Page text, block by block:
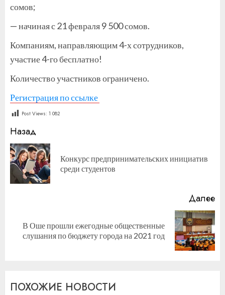
сомов;
— начиная с 21 февраля 9 500 сомов.
Компаниям, направляющим 4-х сотрудников,
участие 4-го бесплатно!
Количество участников ограничено.
Регистрация по ссылке
Post Views: 1 082
Продолжить
чтение
Назад
Конкурс предпринимательских инициатив
среди студентов
Далее
Следующая
запись:
В Оше прошли ежегодные общественные
слушания по бюджету города на 2021 год
ПОХОЖИЕ НОВОСТИ